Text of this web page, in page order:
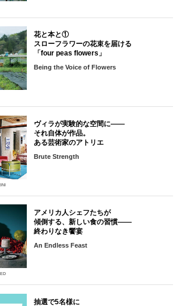
花と本と①
スローフラワーの花束を届ける
「four peas flowers」
Being the Voice of Flowers
ヴィラが実験的な空間に――
それ自体が作品。
ある芸術家のアトリエ
Brute Strength
アメリカ人シェフたちが
傾倒する、新しい食の習慣――
終わりなき饗宴
An Endless Feast
抽選で5名様に